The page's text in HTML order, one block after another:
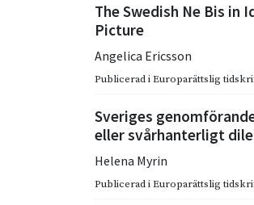
The Swedish Ne Bis in
Picture
Angelica Ericsson
Publicerad iEuroparättslig
Sveriges
eller svårhanterligt
Helena Myrin
Publicerad iEuroparättslig